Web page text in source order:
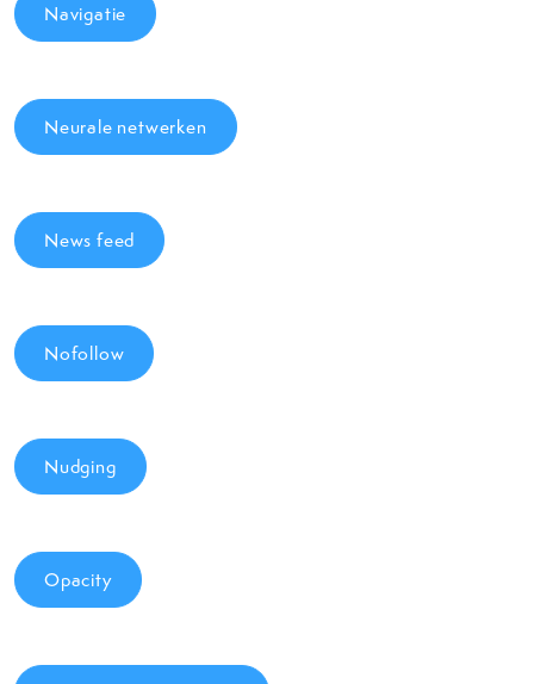
Navigatie
Neurale netwerken
News feed
Nofollow
Nudging
Opacity